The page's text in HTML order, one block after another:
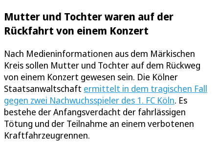
Mutter und Tochter waren auf der
Rückfahrt von einem Konzert
Nach Medieninformationen aus dem Märkischen
Kreis sollen Mutter und Tochter auf dem Rückweg
von einem Konzert gewesen sein. Die Kölner
Staatsanwaltschaft ermittelt in dem tragischen Fall
gegen zwei Nachwuchsspieler des 1. FC Köln. Es
bestehe der Anfangsverdacht der fahrlässigen
Tötung und der Teilnahme an einem verbotenen
Kraftfahrzeugrennen.